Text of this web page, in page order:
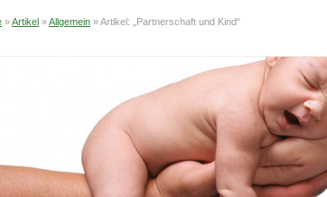
»Artikel »Allgemein »Artikel: „Partnerschaft und Kind“